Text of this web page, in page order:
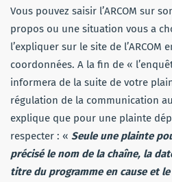
Vous pouvez saisir l’ARCOM sur
propos ou une situation vous a
l’expliquer sur le site de l’ARCOM
coordonnées. A la fin de «
informera de la suite de votre
régulation de la communication
explique que pour une plainte
respecter : « Seule une plainte
précisé le nom de la chaîne, la
titre du programme en cause et